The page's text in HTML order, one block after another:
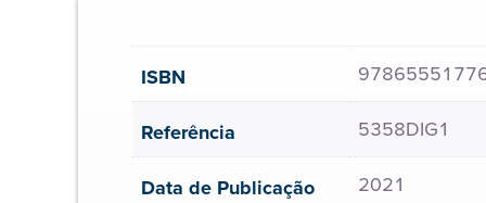
ISBN
Referência 5358DIG1
Data de Publicação 2021